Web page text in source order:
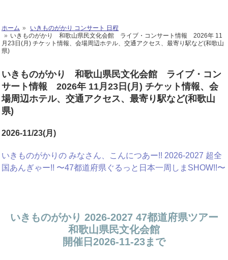
ホーム
いきものがかり コンサート 日程
いきものがかり 和歌山県民文化会館 ライブ・コンサート情報 2026年 11
月23日(月) チケット情報、会場周辺ホテル、交通アクセス、最寄り駅など(和歌山
県)
いきものがかり 和歌山県民文化会館 ライブ・コン
サート情報 2026年 11月23日(月) チケット情報、会
場周辺ホテル、交通アクセス、最寄り駅など(和歌山
県)
2026-11/23(月)
いきものがかりの みなさん、こんにつあー!! 2026-2027 超全
国あんぎゃー!! 〜47都道府県ぐるっと日本一周しまSHOW!!〜
いきものがかり 2026-2027 47都道府県ツアー
和歌山県民文化会館
開催日2026-11-23まで